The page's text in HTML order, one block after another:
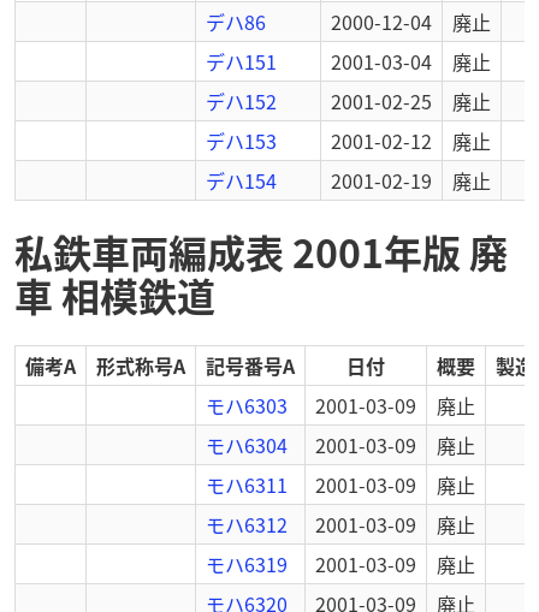
デハ86
2000-12-04
廃止
デハ151
2001-03-04
廃止
デハ152
2001-02-25
廃止
デハ153
2001-02-12
廃止
デハ154
2001-02-19 廃止
私鉄車両編成表 2001年版 廃
車 相模鉄道
備考A 形式称号A 記号番号A 日付 概要
製
モハ6303
2001-03-09
廃止
モハ6304
2001-03-09
廃止
モハ6311
2001-03-09
廃止
モハ6312
2001-03-09
廃止
モハ6319
2001-03-09
廃止
モハ6320
2001-03-09 廃止